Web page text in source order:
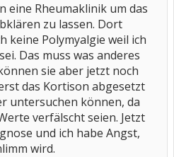
eine Rheumaklinik um das
zu lassen. Dort
keine Polymyalgie weil ich
Das muss was anderes
sie aber jetzt noch
das Kortison abgesetzt
untersuchen können, da
verfälscht seien. Jetzt
und ich habe Angst,
wird.